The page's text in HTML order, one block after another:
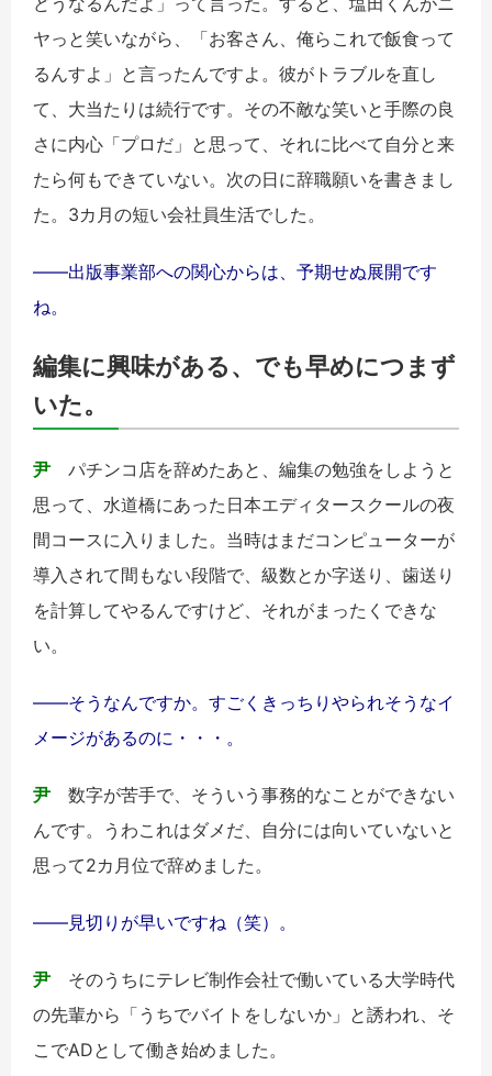
ヤっと笑いながら、「お客さん、俺らこれで飯食って
るんすよ」と言ったんですよ。彼がトラブルを直し
て、大当たりは続行です。その不敵な笑いと手際の良
さに内心「プロだ」と思って、それに比べて自分と来
たら何もできていない。次の日に辞職願いを書きまし
た。3カ月の短い会社員生活でした。
――出版事業部への関心からは、予期せぬ展開です
ね。
編集に興味がある、でも早めにつまず
いた。
尹 パチンコ店を辞めたあと、編集の勉強をしようと
思って、水道橋にあった日本エディタースクールの夜
間コースに入りました。当時はまだコンピューターが
導入されて間もない段階で、級数とか字送り、歯送り
を計算してやるんですけど、それがまったくできな
い。
――そうなんですか。すごくきっちりやられそうなイ
メージがあるのに・・・。
尹 数字が苦手で、そういう事務的なことができない
んです。うわこれはダメだ、自分には向いていないと
思って2カ月位で辞めました。
――見切りが早いですね（笑）。
尹 そのうちにテレビ制作会社で働いている大学時代
の先輩から「うちでバイトをしないか」と誘われ、そ
こでADとして働き始めました。